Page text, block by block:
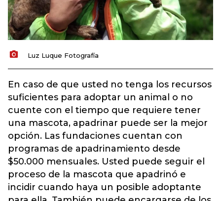
Luz Luque Fotografía
En caso de que usted no tenga los recursos
suficientes para adoptar un animal o no
cuente con el tiempo que requiere tener
una mascota, apadrinar puede ser la mejor
opción. Las fundaciones cuentan con
programas de apadrinamiento desde
$50.000 mensuales. Usted puede seguir el
proceso de la mascota que apadrinó e
incidir cuando haya un posible adoptante